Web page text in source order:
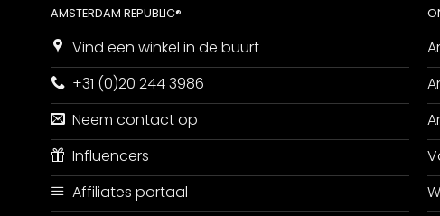
AMSTERDAM REPUBLIC®
Vind een winkel in de buurt
+31 (0)20 244 3986
Neem contact op
Influencers
Affiliates portaal